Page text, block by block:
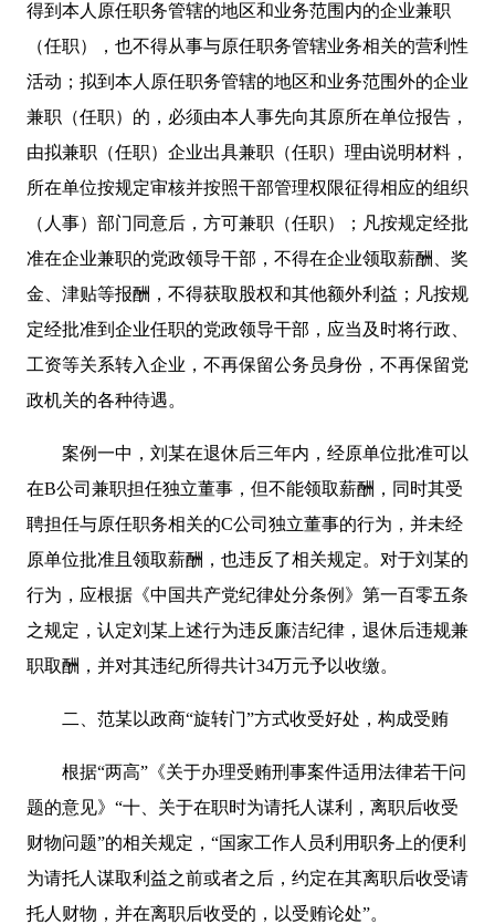
得到本人原任职务管辖的地区和业务范围内的企业兼职
（任职），也不得从事与原任职务管辖业务相关的营利性
活动；拟到本人原任职务管辖的地区和业务范围外的企业
兼职（任职）的，必须由本人事先向其原所在单位报告，
由拟兼职（任职）企业出具兼职（任职）理由说明材料，
所在单位按规定审核并按照干部管理权限征得相应的组织
（人事）部门同意后，方可兼职（任职）；凡按规定经批
准在企业兼职的党政领导干部，不得在企业领取薪酬、奖
金、津贴等报酬，不得获取股权和其他额外利益；凡按规
定经批准到企业任职的党政领导干部，应当及时将行政、
工资等关系转入企业，不再保留公务员身份，不再保留党
政机关的各种待遇。
案例一中，刘某在退休后三年内，经原单位批准可以
在B公司兼职担任独立董事，但不能领取薪酬，同时其受
聘担任与原任职务相关的C公司独立董事的行为，并未经
原单位批准且领取薪酬，也违反了相关规定。对于刘某的
行为，应根据《中国共产党纪律处分条例》第一百零五条
之规定，认定刘某上述行为违反廉洁纪律，退休后违规兼
职取酬，并对其违纪所得共计34万元予以收缴。
二、范某以政商“旋转门”方式收受好处，构成受贿
根据“两高”《关于办理受贿刑事案件适用法律若干问
题的意见》“十、关于在职时为请托人谋利，离职后收受
财物问题”的相关规定，“国家工作人员利用职务上的便利
为请托人谋取利益之前或者之后，约定在其离职后收受请
托人财物，并在离职后收受的，以受贿论处”。